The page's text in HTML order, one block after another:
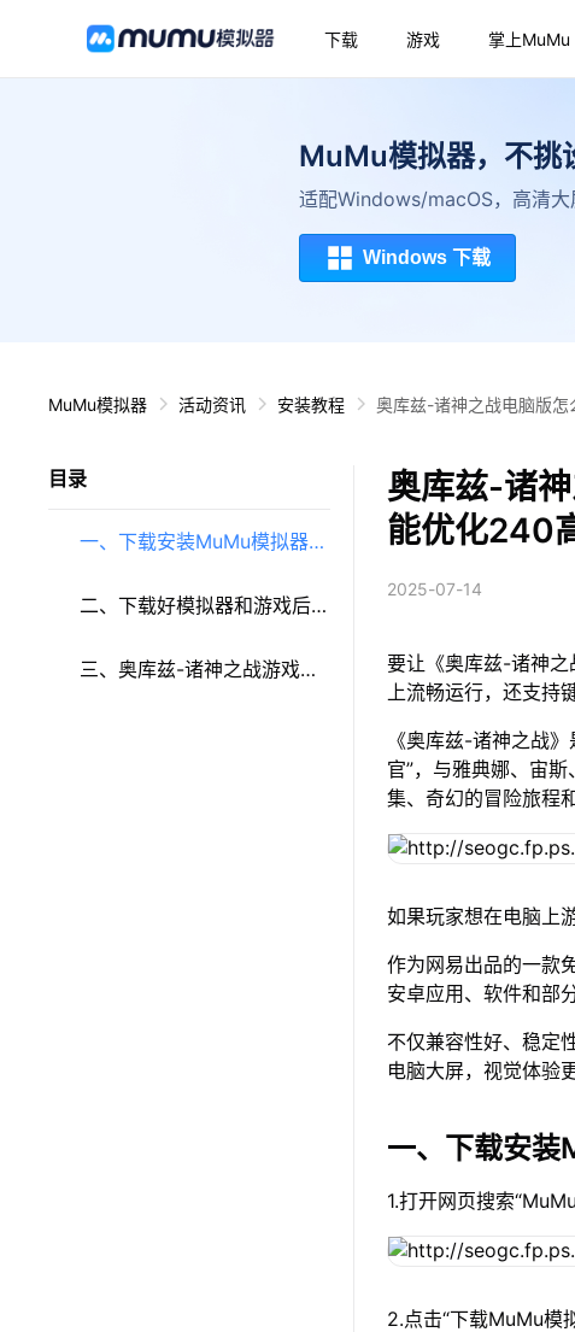
下载 游戏 掌上MuMu
MuMu模拟器，不挑
适配Windows/macOS，高清大
Windows 下载
MuMu模拟器 活动资讯 安装教程 奥库兹-诸神之战电脑版
目录
一、下载安装MuMu模拟器和
《奥库兹-诸神之战》
二、下载好模拟器和游戏后
再参考以下步骤进行设置：
三、奥库兹-诸神之战游戏多
奥库兹-诸
能优化240
2025-07-14
要让《奥库兹-诸神
上流畅运行，还支持
《奥库兹-诸神之战
官”，与雅典娜、宙
集、奇幻的冒险旅程
如果玩家想在电脑上
作为网易出品的一款
安卓应用、软件和部
不仅兼容性好、稳定
电脑大屏，视觉体验
一、下载安装
1.打开网页搜索
2.点击“下载MuMu模